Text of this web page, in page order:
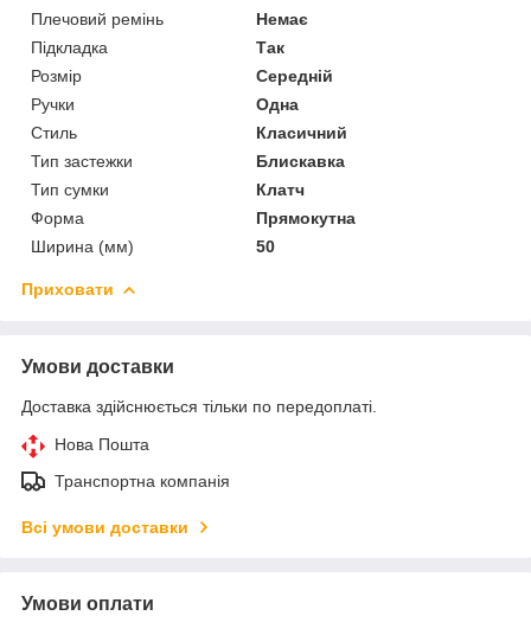
Плечовий ремінь
Немає
Підкладка
Так
Розмір
Середній
Ручки
Одна
Стиль
Класичний
Тип застежки
Блискавка
Тип сумки
Клатч
Форма
Прямокутна
Ширина (мм)
50
Приховати
Умови доставки
Доставка здійснюється тільки по передоплаті.
Нова Пошта
Транспортна компанія
Всі умови доставки
Умови оплати